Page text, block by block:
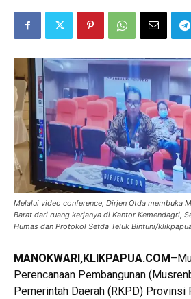
Melalui video conference, Dirjen Otda membuka
Barat dari ruang kerjanya di Kantor Kemendagri,
Humas dan Protokol Setda Teluk Bintuni/
MANOKWARI,KLIKPAPUA.COM
Perencanaan Pembangunan
Pemerintah Daerah (RKPD) Provinsi